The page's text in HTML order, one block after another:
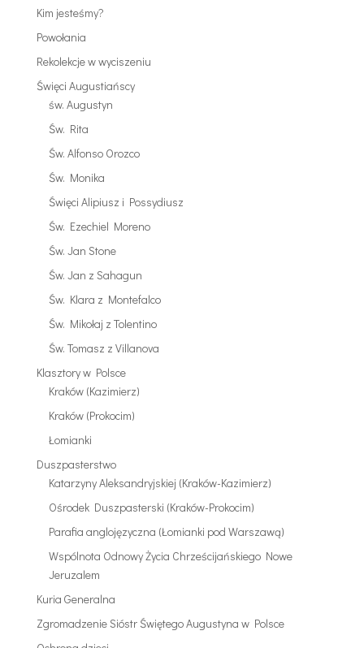
Kim jesteśmy?
Powołania
Rekolekcje w wyciszeniu
Święci Augustiańscy
św. Augustyn
Św. Rita
Św. Alfonso Orozco
Św. Monika
Święci Alipiusz i Possydiusz
Św. Ezechiel Moreno
Św. Jan Stone
Św. Jan z Sahagun
Św. Klara z Montefalco
Św. Mikołaj z Tolentino
Św. Tomasz z Villanova
Klasztory w Polsce
Kraków (Kazimierz)
Kraków (Prokocim)
Łomianki
Duszpasterstwo
Katarzyny Aleksandryjskiej (Kraków-Kazimierz)
Ośrodek Duszpasterski (Kraków-Prokocim)
Parafia anglojęzyczna (Łomianki pod Warszawą)
Wspólnota Odnowy Życia Chrześcijańskiego Nowe
Jeruzalem
Kuria Generalna
Zgromadzenie Sióstr Świętego Augustyna w Polsce